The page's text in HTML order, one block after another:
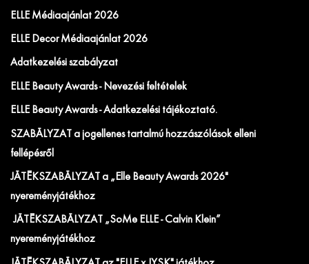
ELLE Médiaajánlat 2026
ELLE Decor Médiaajánlat 2026
Adatkezelési szabályzat
ELLE Beauty Awards - Nevezési feltételek
ELLE Beauty Awards - Adatkezelési tájékoztató.
SZABÁLYZAT a jogellenes tartalmú hozzászólások elleni
fellépésről
JÁTÉKSZABÁLYZAT a „Elle Beauty Awards 2026"
nyereményjátékhoz
JÁTÉKSZABÁLYZAT „SoMe ELLE - Calvin Klein”
nyereményjátékhoz